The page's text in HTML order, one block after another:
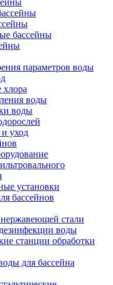
бассейны
параметров воды
хлора
воды
воды
уход
установки
бассейнов
стали
воды
станции обработки
для бассейна